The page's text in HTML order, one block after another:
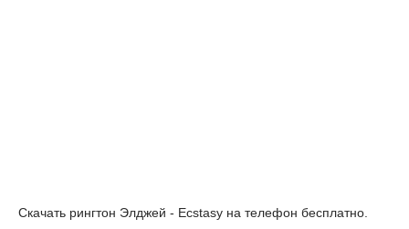
Скачать рингтон Элджей - Ecstasy на телефон бесплатно.